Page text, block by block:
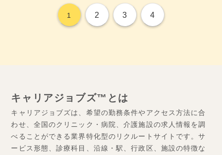
1 2 3 4
キャリアジョブズ™とは
キャリアジョブズは、希望の勤務条件やアクセス方法に合
わせ、全国のクリニック・病院、介護施設の求人情報を調
べることができる業界特化型のリクルートサイトです。サ
ービス形態、診療科目、沿線・駅、行政区、施設の特徴な